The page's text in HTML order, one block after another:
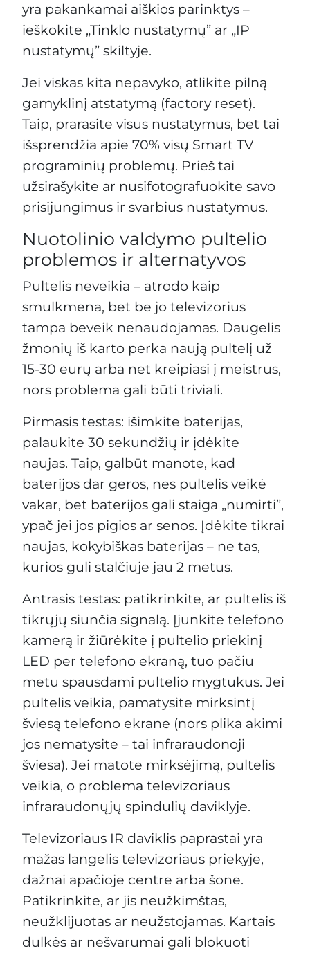
yra pakankamai aiškios parinktys –
ieškokite „Tinklo nustatymų” ar „IP
nustatymų” skiltyje.
Jei viskas kita nepavyko, atlikite pilną
gamyklinį atstatymą (factory reset).
Taip, prarasite visus nustatymus, bet tai
išsprendžia apie 70% visų Smart TV
programinių problemų. Prieš tai
užsirašykite ar nusifotografuokite savo
prisijungimus ir svarbius nustatymus.
Nuotolinio valdymo pultelio
problemos ir alternatyvos
Pultelis neveikia – atrodo kaip
smulkmena, bet be jo televizorius
tampa beveik nenaudojamas. Daugelis
žmonių iš karto perka naują pultelį už
15-30 eurų arba net kreipiasi į meistrus,
nors problema gali būti triviali.
Pirmasis testas: išimkite baterijas,
palaukite 30 sekundžių ir įdėkite
naujas. Taip, galbūt manote, kad
baterijos dar geros, nes pultelis veikė
vakar, bet baterijos gali staiga „numirti”,
ypač jei jos pigios ar senos. Įdėkite tikrai
naujas, kokybiškas baterijas – ne tas,
kurios guli stalčiuje jau 2 metus.
Antrasis testas: patikrinkite, ar pultelis iš
tikrųjų siunčia signalą. Įjunkite telefono
kamerą ir žiūrėkite į pultelio priekinį
LED per telefono ekraną, tuo pačiu
metu spausdami pultelio mygtukus. Jei
pultelis veikia, pamatysite mirksintį
šviesą telefono ekrane (nors plika akimi
jos nematysite – tai infraraudonoji
šviesa). Jei matote mirksėjimą, pultelis
veikia, o problema televizoriaus
infraraudonųjų spindulių daviklyje.
Televizoriaus IR daviklis paprastai yra
mažas langelis televizoriaus priekyje,
dažnai apačioje centre arba šone.
Patikrinkite, ar jis neužkimštas,
neužklijuotas ar neužstojamas. Kartais
dulkės ar nešvarumai gali blokuoti